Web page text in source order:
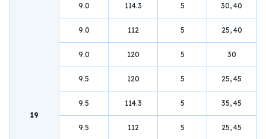
19
9.0 114.3 5 30, 40
9.0 112 5 25, 40
9.0 120 5 30
9.5 120 5 25, 45
9.5 114.3 5 35, 45
9.5 112 5 25, 45